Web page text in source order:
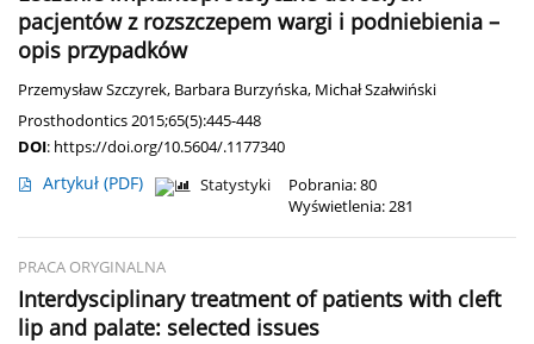
pacjentów z rozszczepem wargi i podniebienia –
opis przypadków
Przemysław Szczyrek, Barbara Burzyńska, Michał Szałwiński
Prosthodontics 2015;65(5):445-448
DOI: https://doi.org/10.5604/.1177340
Artykuł (PDF) Statystyki
Pobrania: 80
Wyświetlenia: 281
PRACA ORYGINALNA
Interdysciplinary treatment of patients with cleft
lip and palate: selected issues